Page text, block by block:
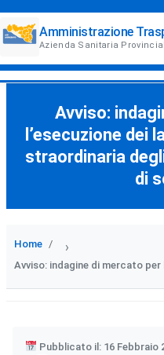
Amministrazione
Azienda Sanitaria
Avviso:
l’esecuzione dei
straordinaria
di
Home ›
Avviso: indagine di mercato
Pubblicato il: 16 Febbraio